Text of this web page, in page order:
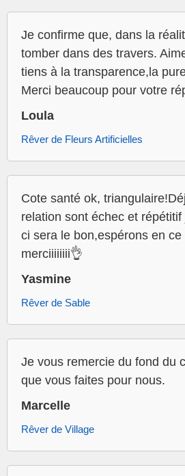
Je confirme que, dans la
tomber dans des travers.
tiens à la transparence,la
Merci beaucoup pour votre
Loula
Rêver de Fleurs Artificielles
Cote santé ok,
relation sont échec et répétitif
ci sera le bon,espérons en
merciiiiiiii👌
Yasmine
Rêver de Sable
Je vous remercie du fond du
que vous faites pour nous.
Marcelle
Rêver de Village